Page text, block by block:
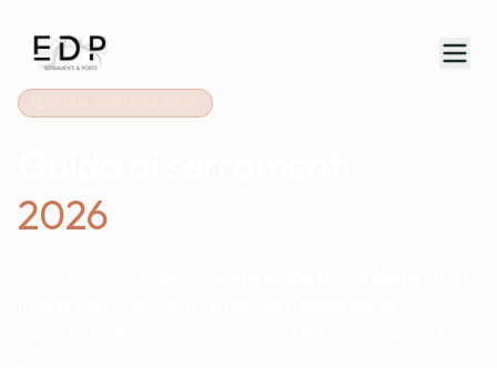
2026